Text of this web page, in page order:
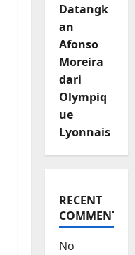
Datangk
an
Afonso
Moreira
dari
Olympiq
ue
Lyonnais
RECENT
COMMENTS
No